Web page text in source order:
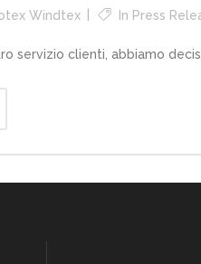
Windtex In Press
servizio clienti, abbiamo